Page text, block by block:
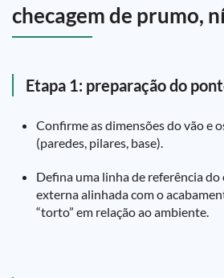
checagem de prumo,
Etapa 1: preparação do
Confirme as dimensões do vão e
(paredes, pilares, base).
Defina uma linha de referência
externa alinhada com o
“torto” em relação ao ambiente.